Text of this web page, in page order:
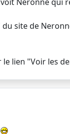
site de
lien "Voir les